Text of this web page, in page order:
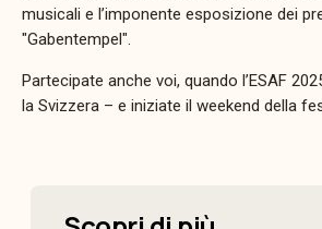
musicali e l’imponente esposizione dei
"Gabentempel".
Partecipate anche voi, quando l’ESAF
la Svizzera – e iniziate il weekend della